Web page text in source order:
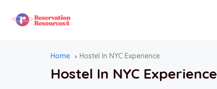
Home Hostel In NYC Experience
Hostel In NYC Experience